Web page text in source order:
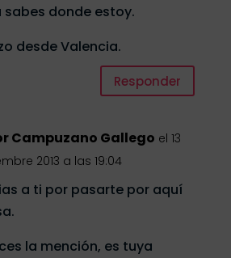
sabes donde estoy.
desde Valencia.
Responder
Campuzano Gallego el 13
2013 a las 19:04
a ti por pasarte por aquí
la mención, es tuya